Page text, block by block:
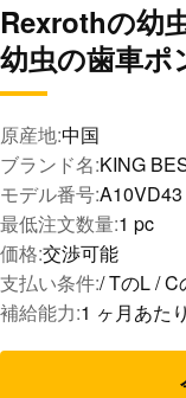
Rexrothの幼
幼虫の歯車ポ
原産地:中国
ブランド名:KING
モデル番号:A10VD43
最低注文数量:1 pc
価格:交渉可能
支払い条件:/ TのL /
補給能力:1 ヶ月あた